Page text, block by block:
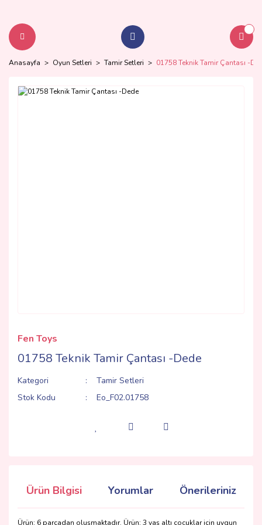
Anasayfa Oyun Setleri Tamir Setleri 01758 Teknik Tamir Çantası -
Fen Toys
01758 Teknik Tamir Çantası -Dede
Kategori
Tamir Setleri
Stok Kodu
Eo_F02.01758
Ürün Bilgisi Yorumlar Önerileriniz
Ürün; 6 parçadan oluşmaktadır. Ürün; 3 yaş altı çocuklar için uygun